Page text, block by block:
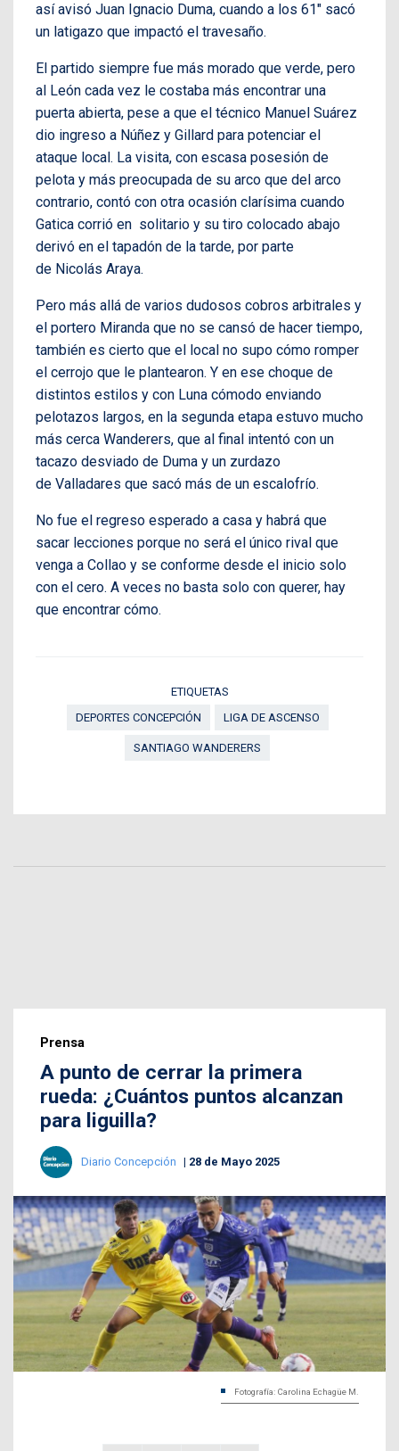
así avisó Juan Ignacio Duma, cuando a los 61″ sacó
un latigazo que impactó el travesaño.
El partido siempre fue más morado que verde, pero
al León cada vez le costaba más encontrar una
puerta abierta, pese a que el técnico Manuel Suárez
dio ingreso a Núñez y Gillard para potenciar el
ataque local. La visita, con escasa posesión de
pelota y más preocupada de su arco que del arco
contrario, contó con otra ocasión clarísima cuando
Gatica corrió en solitario y su tiro colocado abajo
derivó en el tapadón de la tarde, por parte
de Nicolás Araya.
Pero más allá de varios dudosos cobros arbitrales y
el portero Miranda que no se cansó de hacer tiempo,
también es cierto que el local no supo cómo romper
el cerrojo que le plantearon. Y en ese choque de
distintos estilos y con Luna cómodo enviando
pelotazos largos, en la segunda etapa estuvo mucho
más cerca Wanderers, que al final intentó con un
tacazo desviado de Duma y un zurdazo
de Valladares que sacó más de un escalofrío.
No fue el regreso esperado a casa y habrá que
sacar lecciones porque no será el único rival que
venga a Collao y se conforme desde el inicio solo
con el cero. A veces no basta solo con querer, hay
que encontrar cómo.
ETIQUETAS
DEPORTES CONCEPCIÓN
LIGA DE ASCENSO
SANTIAGO WANDERERS
Prensa
A punto de cerrar la primera
rueda: ¿Cuántos puntos alcanzan
para liguilla?
Diario Concepción 28 de Mayo 2025
Fotografía: Carolina Echagüe M.